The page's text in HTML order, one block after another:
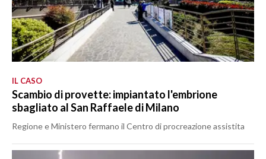
IL CASO
Scambio di provette: impiantato l'embrione
sbagliato al San Raffaele di Milano
Regione e Ministero fermano il Centro di procreazione assistita